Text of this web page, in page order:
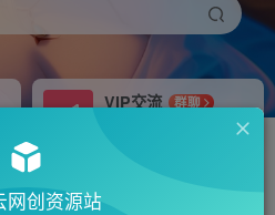
VIP交流
群聊
研究探讨更多创业项目路子。
推荐
网创资源站